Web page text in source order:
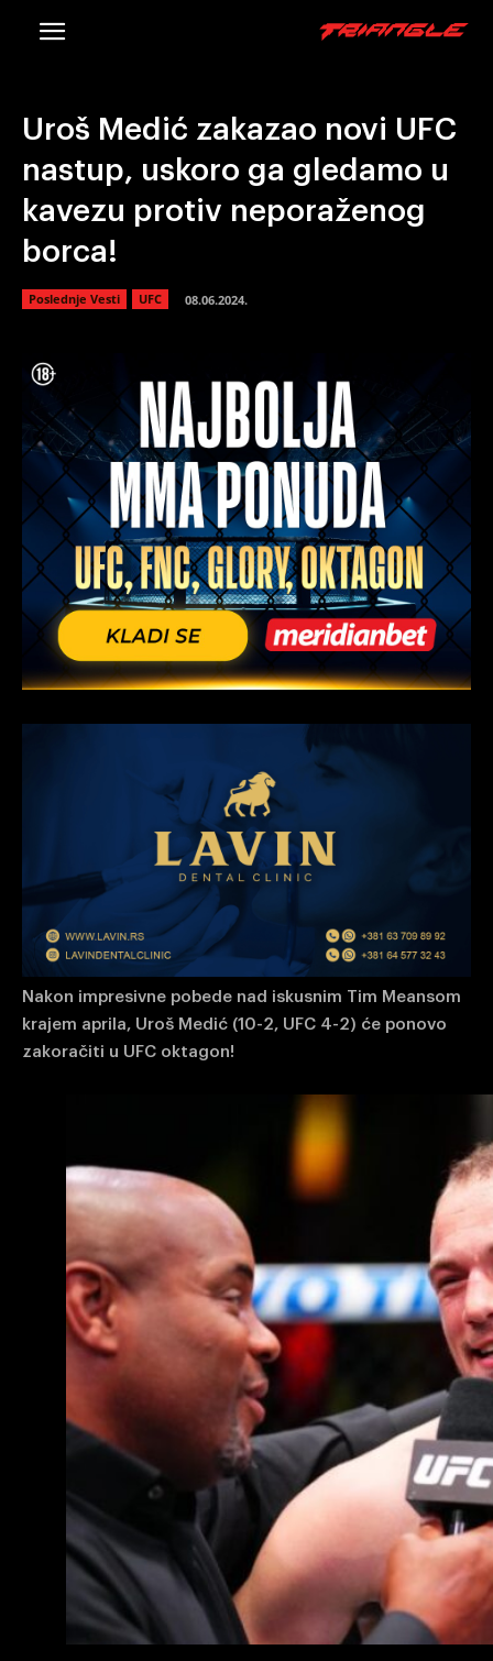
Uroš Medić zakazao novi UFC
nastup, uskoro ga gledamo u
kavezu protiv neporaženog
borca!
Poslednje Vesti UFC 08.06.2024.
Nakon impresivne pobede nad iskusnim Tim Meansom
krajem aprila, Uroš Medić (10-2, UFC 4-2) će ponovo
zakoračiti u UFC oktagon!